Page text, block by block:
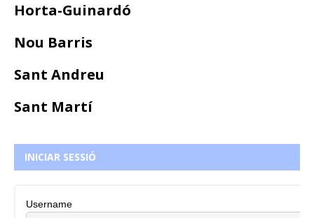
Horta-Guinardó
Nou Barris
Sant Andreu
Sant Martí
INICIAR SESSIÓ
Username